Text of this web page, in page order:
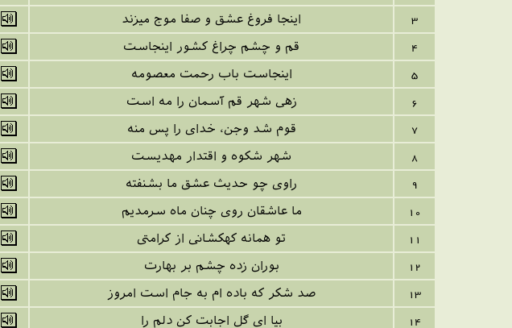
3
اینجا فروغ عشق و صفا موج میزند
4
قم و چشم چراغ کشور اینجاست
5
اینجاست باب رحمت معصومه
6
زهی شهر قم آسمان را مه است
7
قوم شد وجن، خدای را پس منه
8
شهر شکوه و اقتدار مهدیست
9
راوی چو حدیث عشق ما بشنفته
10
ما عاشقان روی چنان ماه سرمدیم
11
تو همانه کهکشانی از کرامتی
12
بوران زده چشم بر بهارت
13
صد شکر که باده ام به جام است امروز
14
بیا ای گل اجابت کن دلم را